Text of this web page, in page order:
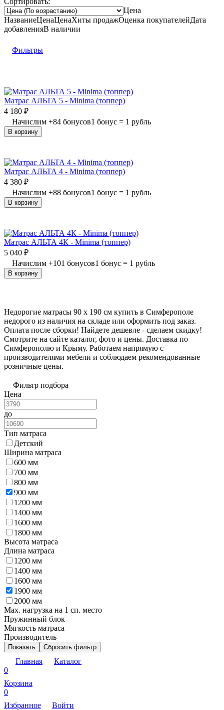
Цена
НазваниеЦенаЦенаХиты продажОценка покупателейДата
добавленияВ наличии
Фильтры
Матрас АЛЬТА 5 - Minima (топпер)
4 180 ₽
Начислим +84 бонусов1 бонус = 1 рубль
В корзину
Матрас АЛЬТА 4 - Minima (топпер)
4 380 ₽
Начислим +88 бонусов1 бонус = 1 рубль
В корзину
Матрас АЛЬТА 4К - Minima (топпер)
5 040 ₽
Начислим +101 бонусов1 бонус = 1 рубль
В корзину
Недорогие матрасы 90 х 190 см купить в Симферополе
недорого из наличия на складе или оформить под заказ.
Оплата после сборки! Найдете дешевле - сделаем скидку!
Смотрите на сайте каталог, фото и цены. Доставка по
Симферополю и Крыму. Работаем напрямую с
производителями мебели и соблюдаем рекомендованные
розничные цены.
Фильтр подбора
Цена
до
Тип матраса
Детский
Ширина матраса
600 мм
700 мм
800 мм
900 мм
1200 мм
1400 мм
1600 мм
1800 мм
Высота матраса
Длина матраса
1200 мм
1400 мм
1600 мм
1900 мм
2000 мм
Max. нагрузка на 1 сп. место
Пружинный блок
Мягкость матраса
Производитель
Показать Сбросить фильтр
Главная
Каталог
0
Корзина
0
Избранное
Войти